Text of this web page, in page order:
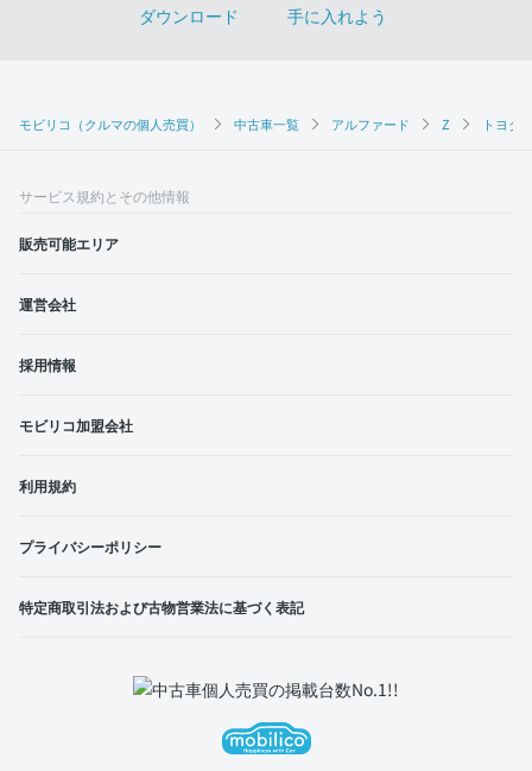
モビリコ（クルマの個人売買） 中古車一覧 アルファード Z トヨタ
サービス規約とその他情報
販売可能エリア
運営会社
採用情報
モビリコ加盟会社
利用規約
プライバシーポリシー
特定商取引法および古物営業法に基づく表記